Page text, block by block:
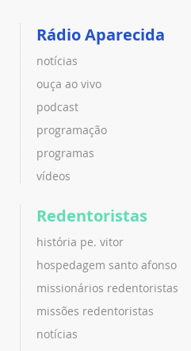
Rádio Aparecida
notícias
ouça ao vivo
podcast
programação
programas
vídeos
Redentoristas
história pe. vitor
hospedagem santo afonso
missionários redentoristas
missões redentoristas
notícias